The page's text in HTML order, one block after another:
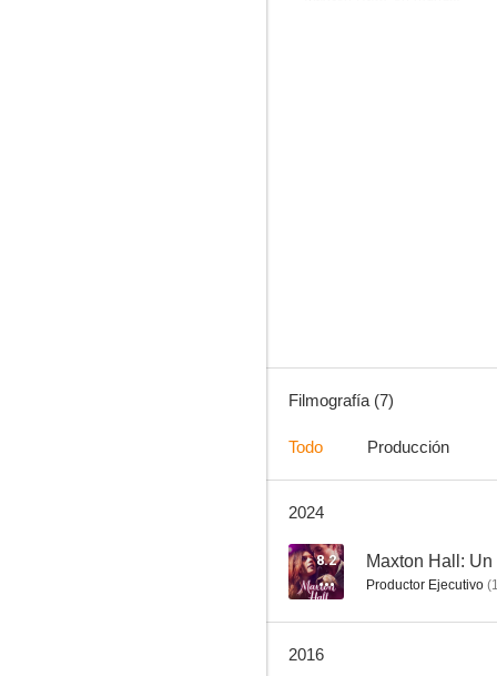
Filmografía (7)
Todo Producción
2024
8.2 Maxton Hall:
Productor Ejecutivo (
2016